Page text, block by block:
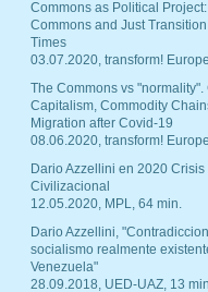
Commons as Political Project:
Commons and Just
Times
03.07.2020, transform!
The Commons vs "normality".
Capitalism, Commodity
Migration after Covid-19
08.06.2020, transform!
Dario Azzellini en 2020 Crisis
Civilizacional
12.05.2020, MPL, 64 min.
Dario Azzellini,
socialismo realmente
Venezuela"
28.09.2018, UED-UAZ, 13